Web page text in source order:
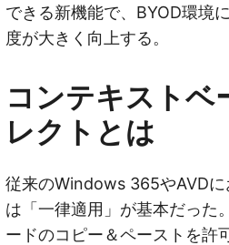
できる新機能で、BYOD環境
度が大きく向上する。
コンテキストベ
レクトとは
従来のWindows 365やAVDに
は「一律適用」が基本だった
ードのコピー＆ペーストを許